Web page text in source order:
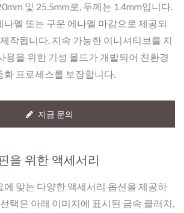
및 25.5mm로, 두께는 1.4mm입니다.
나멜 또는 구운 에나멜 마감으로 제공되
작됩니다. 지속 가능한 이니셔티브를 지
용을 위한 기성 몰드가 개발되어 친환경
화 프로세스를 보장합니다.
지금 문의
을 위한 액세서리
에 맞는 다양한 액세서리 옵션을 제공하
택은 아래 이미지에 표시된 금속 클러치,